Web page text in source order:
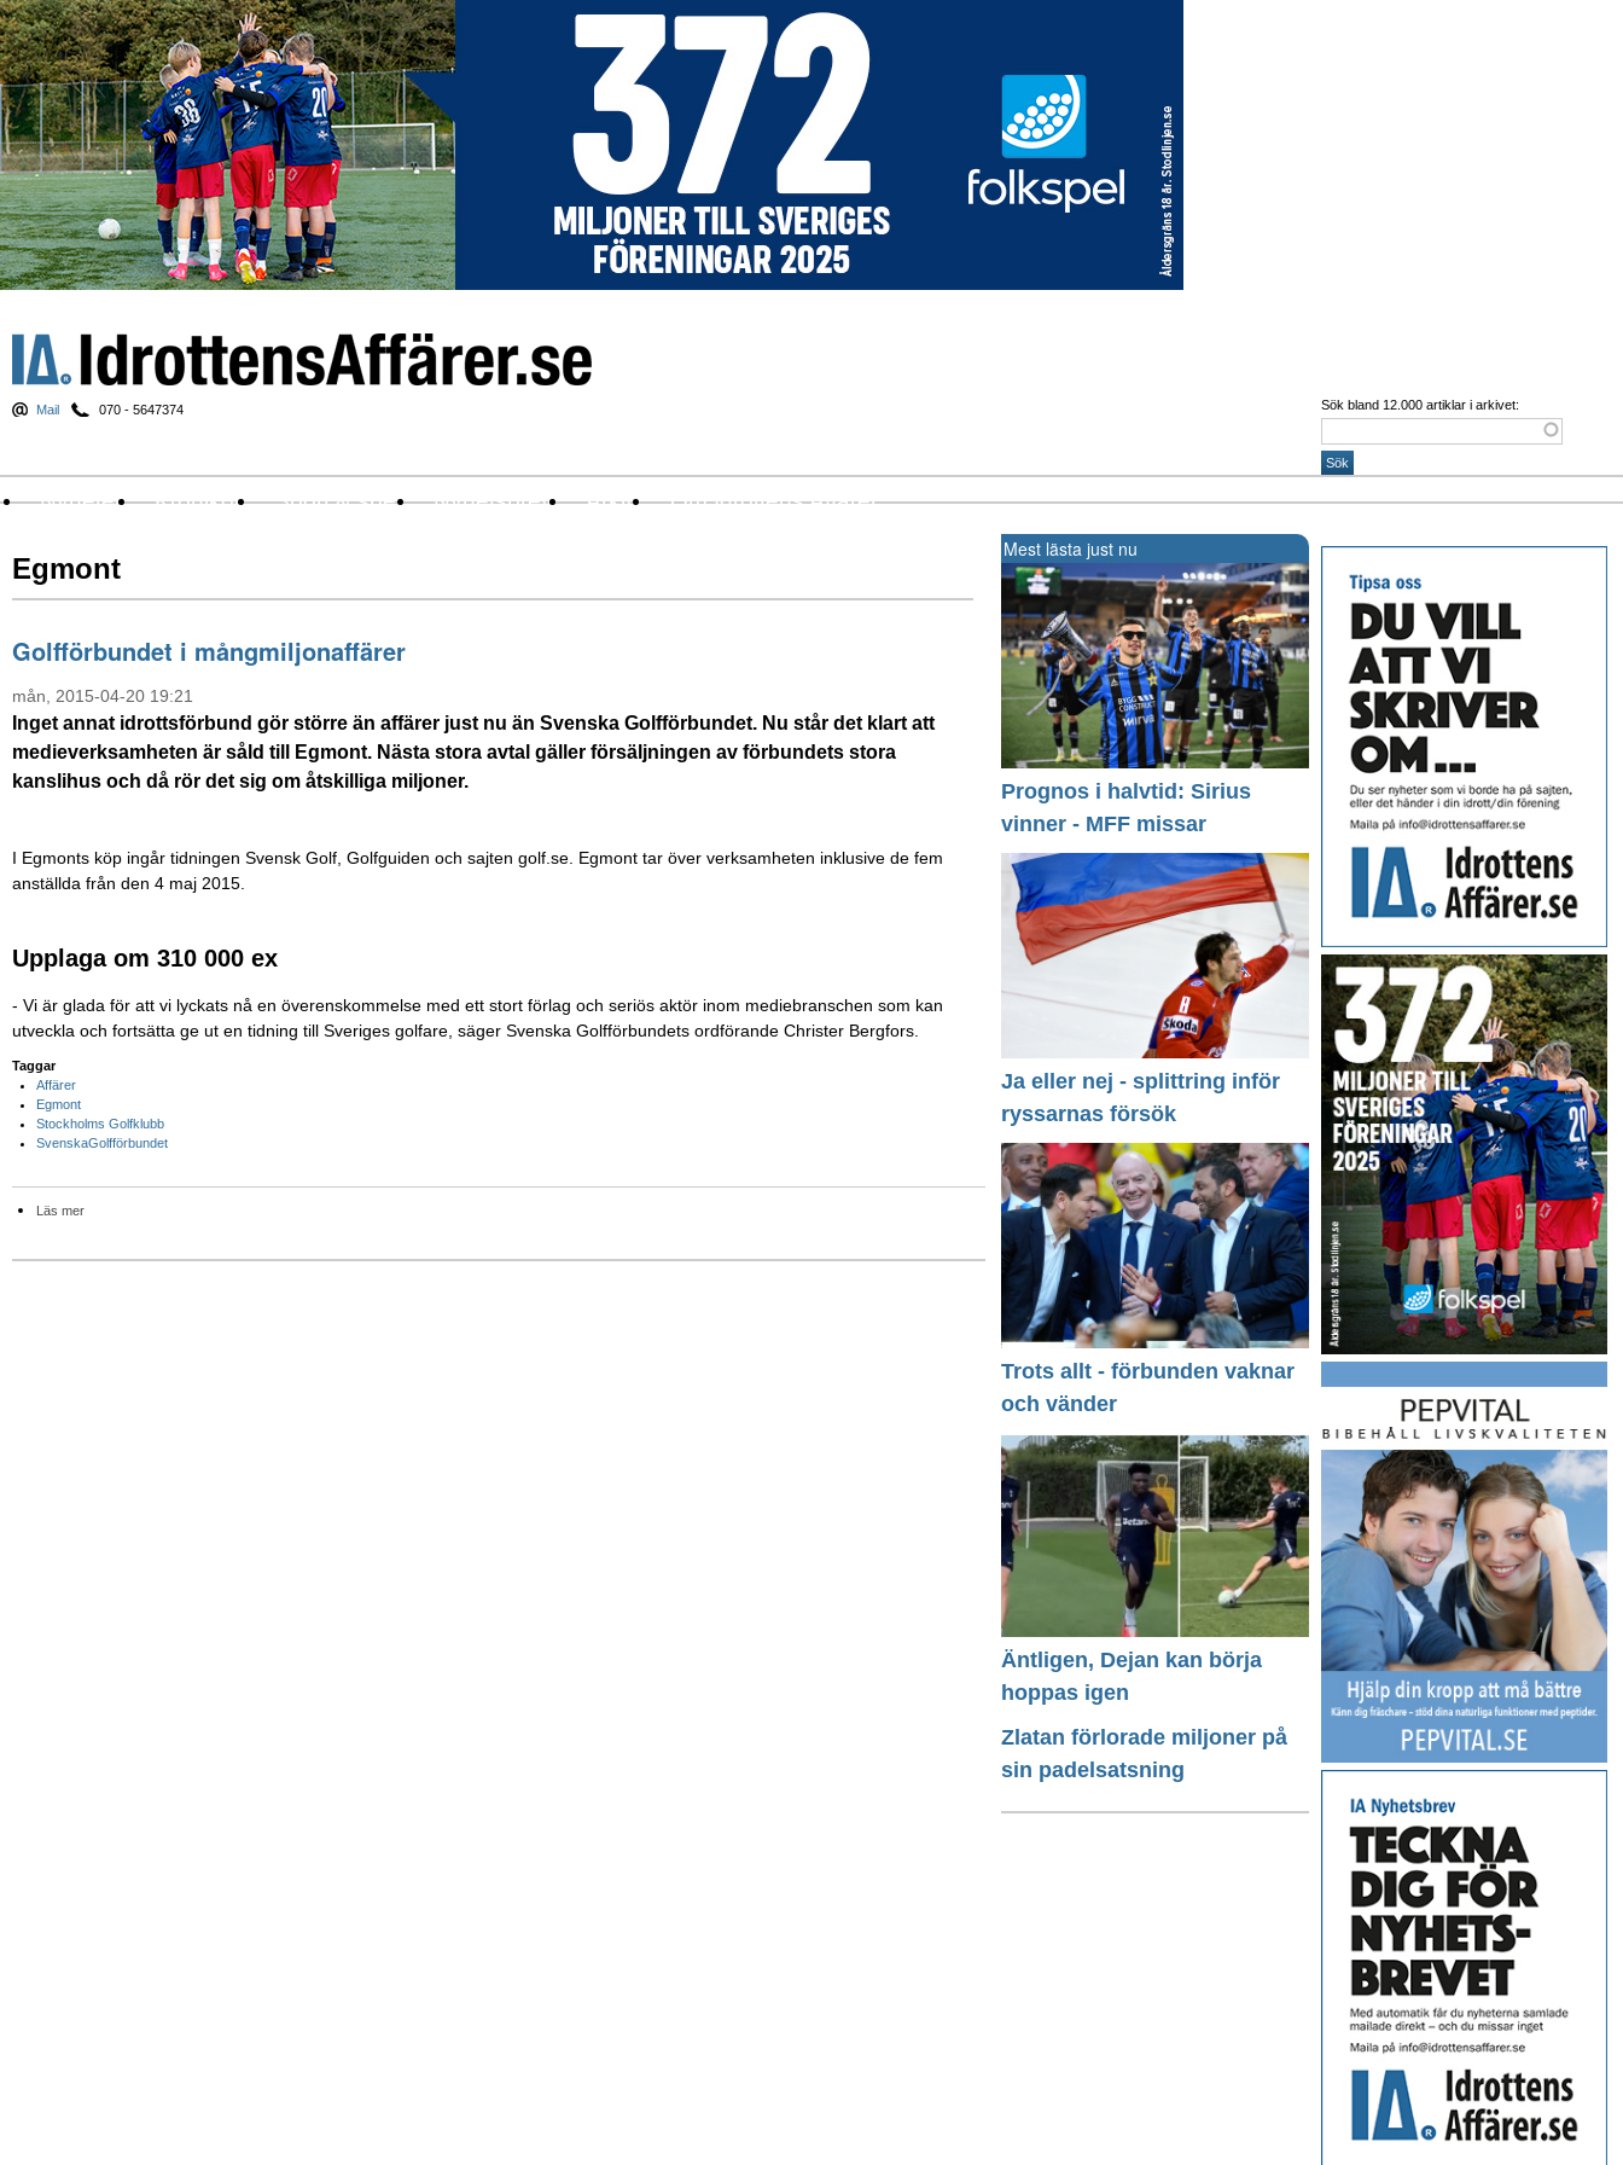
Mail 070 - 5647374 Sök bland 12.000 artiklar i arkivet:
Nyheter Krönikor Sport & spel Nyhetsbrev Arkiv Om Idrottens Affärer
Egmont
Golfförbundet i mångmiljonaffärer
mån, 2015-04-20 19:21
Inget annat idrottsförbund gör större än affärer just nu än Svenska Golfförbundet. Nu står det klart att
medieverksamheten är såld till Egmont. Nästa stora avtal gäller försäljningen av förbundets stora
kanslihus och då rör det sig om åtskilliga miljoner.
I Egmonts köp ingår tidningen Svensk Golf, Golfguiden och sajten golf.se. Egmont tar över verksamheten inklusive de fem
anställda från den 4 maj 2015.
Upplaga om 310 000 ex
- Vi är glada för att vi lyckats nå en överenskommelse med ett stort förlag och seriös aktör inom mediebranschen som kan
utveckla och fortsätta ge ut en tidning till Sveriges golfare, säger Svenska Golfförbundets ordförande Christer Bergfors.
Taggar
Affärer
Egmont
Stockholms Golfklubb
SvenskaGolfförbundet
Läs mer
Mest lästa just nu
Prognos i halvtid: Sirius
vinner - MFF missar
Ja eller nej - splittring inför
ryssarnas försök
Trots allt - förbunden vaknar
och vänder
Äntligen, Dejan kan börja
hoppas igen
Zlatan förlorade miljoner på
sin padelsatsning